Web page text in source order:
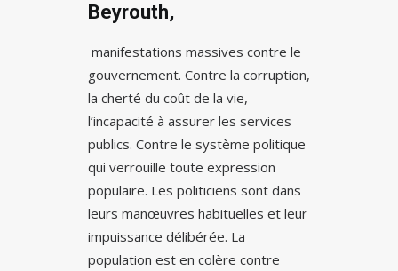
Beyrouth,
manifestations massives contre le
gouvernement. Contre la corruption,
la cherté du coût de la vie,
l’incapacité à assurer les services
publics. Contre le système politique
qui verrouille toute expression
populaire. Les politiciens sont dans
leurs manœuvres habituelles et leur
impuissance délibérée. La
population est en colère contre